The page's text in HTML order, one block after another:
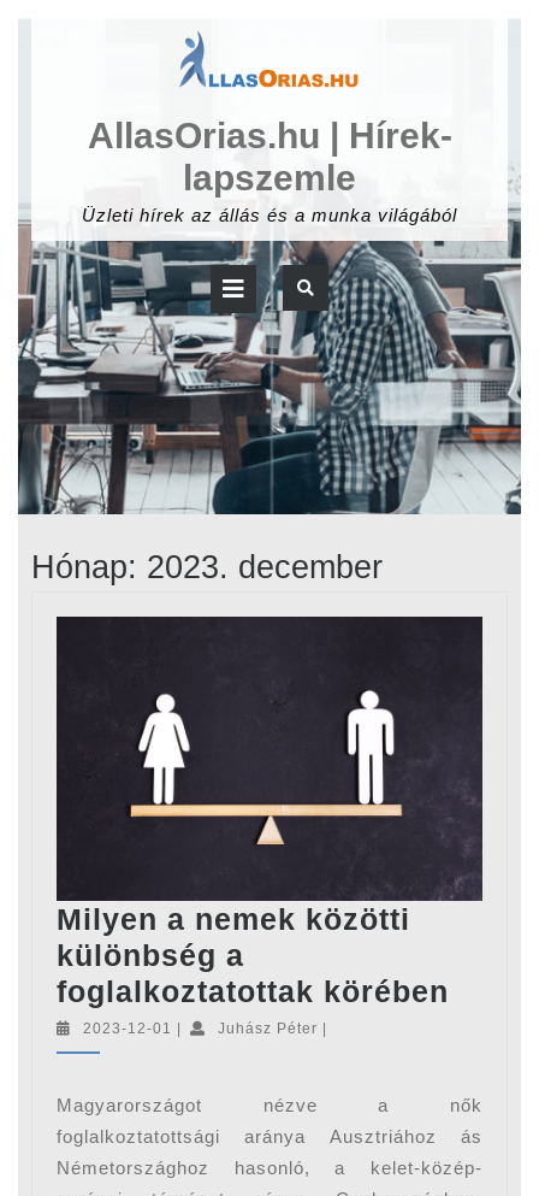
AllasOrias.hu | Hírek-
lapszemle
Üzleti hírek az állás és a munka világából
Open
Button
Hónap: 2023. december
Milyen a nemek közötti
különbség a
foglalkoztatottak körében
a
2023-12-01 2023-
Juhász Péter Juhász
Magyarországot nézve a nők
foglalkoztatottsági aránya Ausztriához ás
Németországhoz hasonló, a kelet-közép-